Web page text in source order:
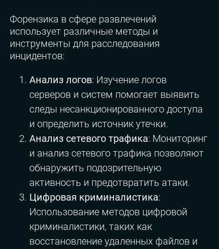
Форензика в сфере развлечений
использует различные методы и
инструменты для расследования
инцидентов:
Анализ логов: Изучение логов
серверов и систем помогает выявить
следы несанкционированного доступа
и определить источник утечки.
Анализ сетевого трафика: Мониторинг
и анализ сетевого трафика позволяют
обнаружить подозрительную
активность и предотвратить атаки.
Цифровая криминалистика:
Использование методов цифровой
криминалистики, таких как
восстановление удаленных файлов и